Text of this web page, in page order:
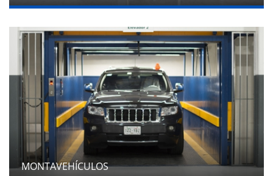
MONTAVEHÍCULOS